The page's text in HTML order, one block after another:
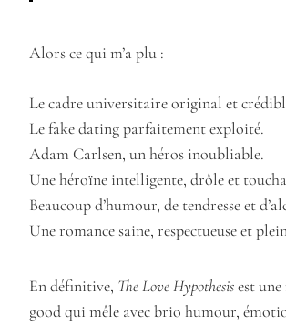
Alors ce qui m’a plu :
Le cadre universitaire original et
Le fake dating parfaitement exploité.
Adam Carlsen, un héros inoubliable.
Une héroïne intelligente, drôle et
Beaucoup d’humour, de tendresse et
Une romance saine, respectueuse et
En définitive, The Love Hypothesisest
good qui mêle avec brio humour,